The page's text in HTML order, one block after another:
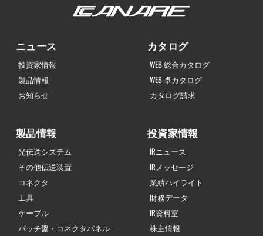
ニュース
投資家情報
製品情報
お知らせ
カタログ
WEB 総合カタログ
WEB 卓カタログ
カタログ請求
製品情報
光伝送システム
その他伝送装置
コネクタ
工具
ケーブル
パッチ盤・コネクタパネル
投資家情報
IRニュース
IRメッセージ
業績ハイライト
財務データ
IR資料室
株主情報